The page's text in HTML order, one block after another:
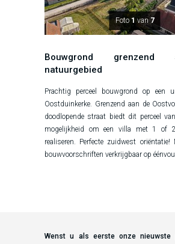
Foto 1 van7
Bouwgrond
natuurgebied
Prachtig perceel bouwgrond op een
Oostduinkerke. Grenzend aan de
doodlopende straat biedt dit perceel
mogelijkheid om een villa met 1 of
realiseren. Perfecte zuidwest
bouwvoorschriften verkrijgbaar op
Wenst u als eerste onze nieuwste